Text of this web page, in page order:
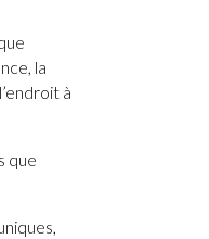
la
à
que